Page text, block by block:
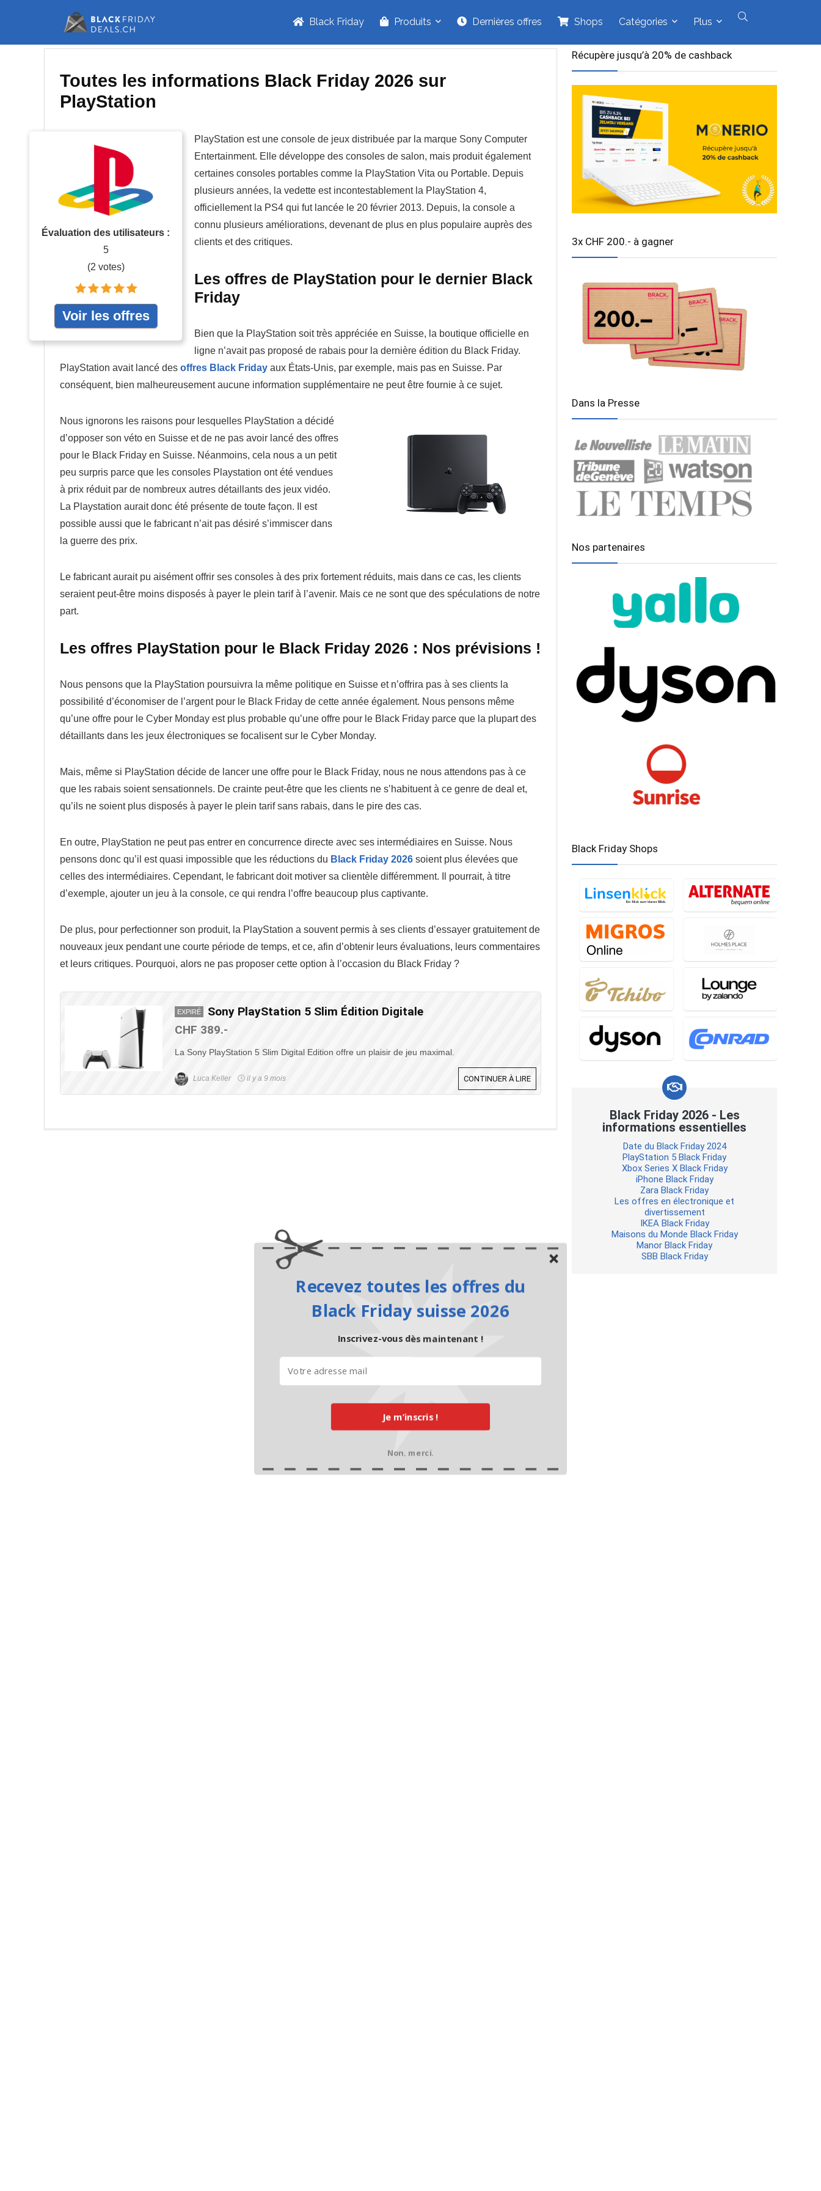
Black Friday Produits Dernières offres Shops Catégories Plus
Toutes les informations Black Friday 2026 sur
PlayStation
Évaluation des utilisateurs :
5
(2 votes)
Voir les offres
PlayStation est une console de jeux distribuée par la marque Sony Computer
Entertainment. Elle développe des consoles de salon, mais produit également
certaines consoles portables comme la PlayStation Vita ou Portable. Depuis
plusieurs années, la vedette est incontestablement la PlayStation 4,
officiellement la PS4 qui fut lancée le 20 février 2013. Depuis, la console a
connu plusieurs améliorations, devenant de plus en plus populaire auprès des
clients et des critiques.
Les offres de PlayStation pour le dernier Black
Friday
Bien que la PlayStation soit très appréciée en Suisse, la boutique officielle en
ligne n’avait pas proposé de rabais pour la dernière édition du Black Friday.
PlayStation avait lancé des offres Black Friday aux États-Unis, par exemple, mais pas en Suisse. Par
conséquent, bien malheureusement aucune information supplémentaire ne peut être fournie à ce sujet.
Nous ignorons les raisons pour lesquelles PlayStation a décidé
d’opposer son véto en Suisse et de ne pas avoir lancé des offres
pour le Black Friday en Suisse. Néanmoins, cela nous a un petit
peu surpris parce que les consoles Playstation ont été vendues
à prix réduit par de nombreux autres détaillants des jeux vidéo.
La Playstation aurait donc été présente de toute façon. Il est
possible aussi que le fabricant n’ait pas désiré s’immiscer dans
la guerre des prix.
Le fabricant aurait pu aisément offrir ses consoles à des prix fortement réduits, mais dans ce cas, les clients
seraient peut-être moins disposés à payer le plein tarif à l’avenir. Mais ce ne sont que des spéculations de notre
part.
Les offres PlayStation pour le Black Friday 2026 : Nos prévisions !
Nous pensons que la PlayStation poursuivra la même politique en Suisse et n’offrira pas à ses clients la
possibilité d’économiser de l’argent pour le Black Friday de cette année également. Nous pensons même
qu’une offre pour le Cyber Monday est plus probable qu’une offre pour le Black Friday parce que la plupart des
détaillants dans les jeux électroniques se focalisent sur le Cyber Monday.
Mais, même si PlayStation décide de lancer une offre pour le Black Friday, nous ne nous attendons pas à ce
que les rabais soient sensationnels. De crainte peut-être que les clients ne s’habituent à ce genre de deal et,
qu’ils ne soient plus disposés à payer le plein tarif sans rabais, dans le pire des cas.
En outre, PlayStation ne peut pas entrer en concurrence directe avec ses intermédiaires en Suisse. Nous
pensons donc qu’il est quasi impossible que les réductions du Black Friday 2026 soient plus élevées que
celles des intermédiaires. Cependant, le fabricant doit motiver sa clientèle différemment. Il pourrait, à titre
d’exemple, ajouter un jeu à la console, ce qui rendra l’offre beaucoup plus captivante.
De plus, pour perfectionner son produit, la PlayStation a souvent permis à ses clients d’essayer gratuitement de
nouveaux jeux pendant une courte période de temps, et ce, afin d’obtenir leurs évaluations, leurs commentaires
et leurs critiques. Pourquoi, alors ne pas proposer cette option à l’occasion du Black Friday ?
EXPIRÉ
Sony PlayStation 5 Slim Édition Digitale
CHF 389.-
La Sony PlayStation 5 Slim Digital Edition offre un plaisir de jeu maximal.
Luca Keller il y a 9 mois CONTINUER À LIRE
Récupère jusqu’à 20% de cashback
3x CHF 200.- à gagner
Dans la Presse
Nos partenaires
Black Friday Shops
Black Friday 2026 - Les
informations essentielles
Date du Black Friday 2024
PlayStation 5 Black Friday
Xbox Series X Black Friday
iPhone Black Friday
Zara Black Friday
Les offres en électronique et
divertissement
IKEA Black Friday
Maisons du Monde Black Friday
Manor Black Friday
SBB Black Friday
Je m’inscris !
Recevez toutes les offres du
Black Friday suisse 2026
Inscrivez-vous dès maintenant !
Non, merci.